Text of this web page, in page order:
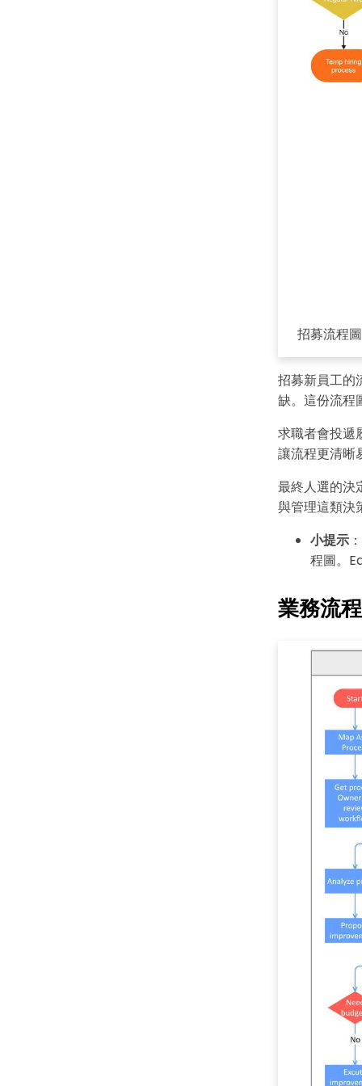
招募流程圖
招募新員工的
缺。這份流程
求職者會投遞
讓流程更清晰
最終人選的決
與管理這類決
小提示
程圖。
業務流